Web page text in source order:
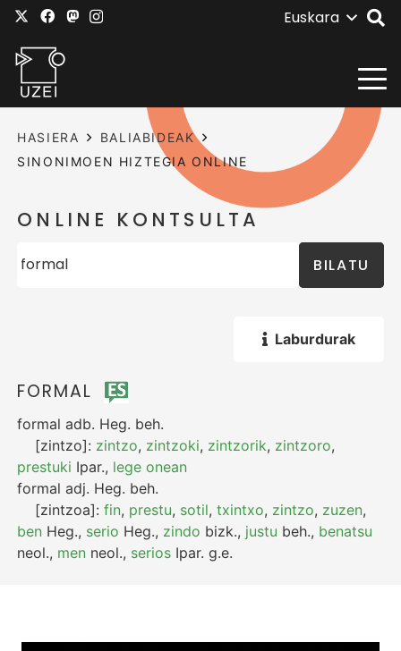
Euskara
HASIERA
BALIABIDEAK
SINONIMOEN HIZTEGIA ONLINE
ONLINE KONTSULTA
BILATU
Laburdurak
FORMAL
formal adb. Heg. beh.
[zintzo]: zintzo, zintzoki, zintzorik, zintzoro,
prestuki Ipar., lege onean
formal adj. Heg. beh.
[zintzoa]:fin, prestu, sotil,txintxo, zintzo, zuzen,
ben Heg., serio Heg., zindo bizk., justu beh., benatsu
neol., men neol., serios Ipar. g.e.